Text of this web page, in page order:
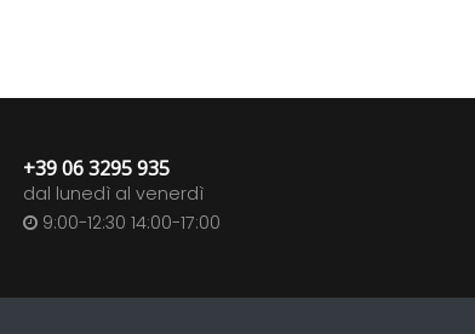
+39 06 3295 935
dal lunedì al venerdì
9:00-12:30 14:00-17:00